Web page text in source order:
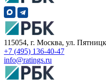
115054, г. Москва, ул.
+7 (495) 136-40-47
info@ratings.ru